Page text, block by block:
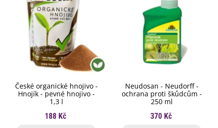
České organické hnojivo -
Hnojík - pevné hnojivo -
1,3 l
188 Kč
Neudosan - Neudorff -
ochrana proti škůdcům -
250 ml
370 Kč